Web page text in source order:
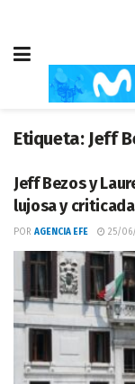
Etiqueta: Jeff
Jeff Bezos y
lujosa y
POR AGENCIA EFE 25/